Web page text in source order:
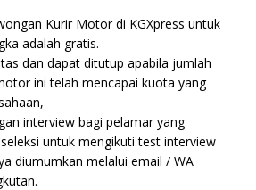
Kurir Motor di KGXpress untuk
adalah gratis.
dan dapat ditutup apabila jumlah
ini telah mencapai kuota yang
interview bagi pelamar yang
untuk mengikuti test interview
diumumkan melalui email / WA